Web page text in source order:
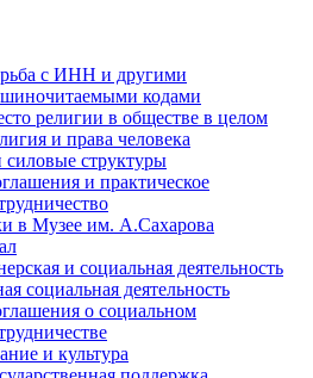
с ИНН и другими
кодами
религии в обществе в целом
и права человека
структуры
и практическое
в Музее им. А.Сахарова
и социальная деятельность
социальная деятельность
о социальном
и культура